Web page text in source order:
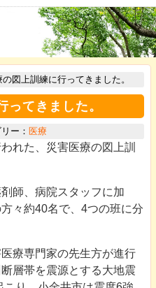
>
>
>
図上訓練に行ってきました。
ってきました。
ー： 医療
れた、災害医療の図上訓
師、病院スタッフに加
々約40名で、4つの班に分
療専門家の先生方が進行
層帯を震源とする大地震